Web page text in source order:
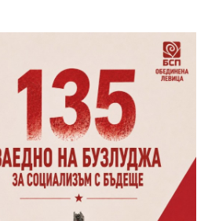
АВТОРИ
РЕДАКЦИЯ